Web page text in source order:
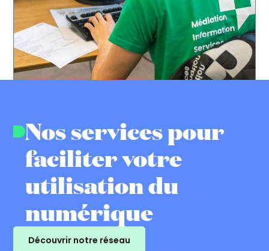
Nos services pour
faciliter votre
utilisation du
numérique
Découvrir notre réseau